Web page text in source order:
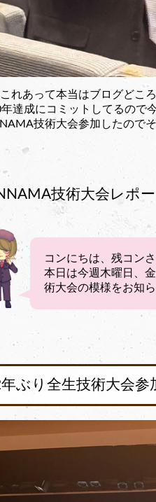
れあって本当はブログどこ
達成にコミットしてるので
技術大会参加したので
技術大会レポ
コンにちは、残コン
本日は今週木曜日、
術大会の模様をお知
ぶり全生技術大会参